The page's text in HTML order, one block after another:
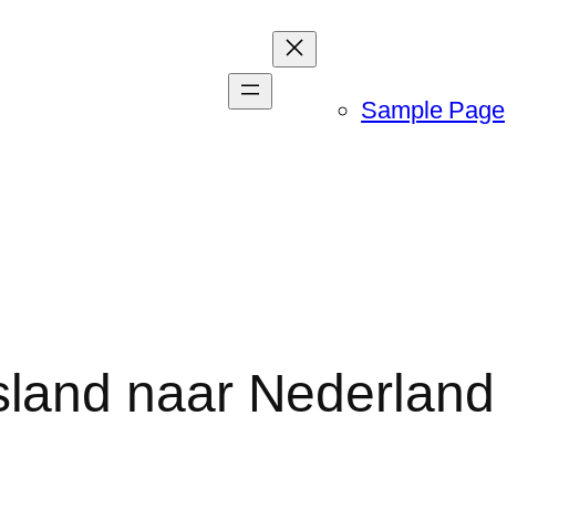
Sample Page
naar Nederland